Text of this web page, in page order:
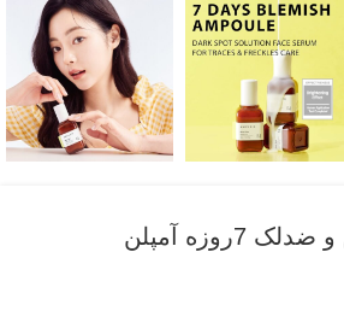
آمپول ضدجوش و ضدلک 7روزه آمپلن